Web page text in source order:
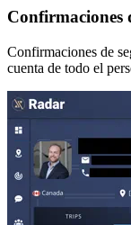
Confirmaciones
Confirmaciones de
cuenta de todo el